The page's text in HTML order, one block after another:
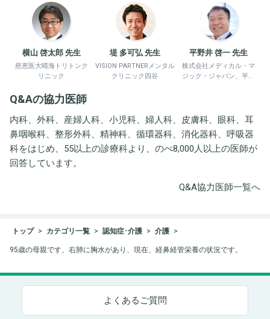
横山 啓太郎 先生
慈恵医大晴海トリトンク
リニック
堤 多可弘 先生
VISION PARTNERメンタル
クリニック四谷
平野井 啓一 先生
株式会社メディカル・マ
ジック・ジャパン、平野
Q&Aの協力医師
内科、外科、産婦人科、小児科、婦人科、皮膚科、眼科、耳
鼻咽喉科、整形外科、精神科、循環器科、消化器科、呼吸器
科をはじめ、55以上の診療科より、のべ8,000人以上の医師が
回答しています。
Q&A協力医師一覧へ
トップ カテゴリ一覧 認知症･介護 介護
95歳の母親です、右肺に胸水があり、現在、経鼻経管栄養の状況です。
よくあるご質問